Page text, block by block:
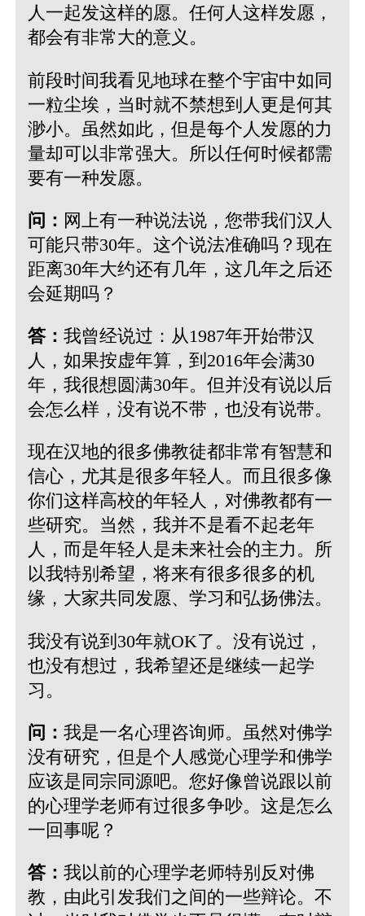
人一起发这样的愿。任何人这样发愿，
都会有非常大的意义。
前段时间我看见地球在整个宇宙中如同
一粒尘埃，当时就不禁想到人更是何其
渺小。虽然如此，但是每个人发愿的力
量却可以非常强大。所以任何时候都需
要有一种发愿。
问： 网上有一种说法说，您带我们汉人
可能只带30年。这个说法准确吗？现在
距离30年大约还有几年，这几年之后还
会延期吗？
答： 我曾经说过：从1987年开始带汉
人，如果按虚年算，到2016年会满30
年，我很想圆满30年。但并没有说以后
会怎么样，没有说不带，也没有说带。
现在汉地的很多佛教徒都非常有智慧和
信心，尤其是很多年轻人。而且很多像
你们这样高校的年轻人，对佛教都有一
些研究。当然，我并不是看不起老年
人，而是年轻人是未来社会的主力。所
以我特别希望，将来有很多很多的机
缘，大家共同发愿、学习和弘扬佛法。
我没有说到30年就OK了。没有说过，
也没有想过，我希望还是继续一起学
习。
问： 我是一名心理咨询师。虽然对佛学
没有研究，但是个人感觉心理学和佛学
应该是同宗同源吧。您好像曾说跟以前
的心理学老师有过很多争吵。这是怎么
一回事呢？
答： 我以前的心理学老师特别反对佛
教，由此引发我们之间的一些辩论。不